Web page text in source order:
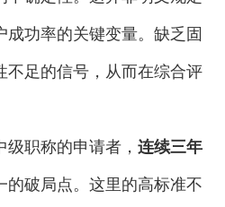
功率的关键变量。缺乏固
不足的信号，从而在综合评
职称的申请者，连续三年
的破局点。这里的高标准不